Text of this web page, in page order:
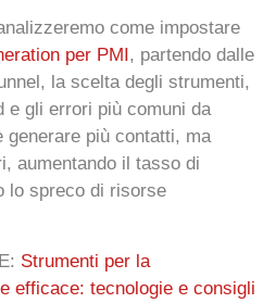
come impostare
per PMI , partendo dalle
la scelta degli strumenti,
e gli errori più comuni da
generare più contatti, ma
, aumentando il tasso di
lo spreco di risorse
Strumenti per la
efficace: tecnologie e consigli